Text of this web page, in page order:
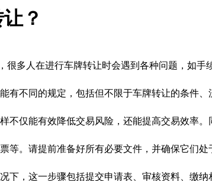
？
多人在进行车牌转让时会遇到各种问题，如
不同的规定，包括但不限于车牌转让的条件
仅能有效降低交易风险，还能提高交易效率
。请提前准备好所有必要文件，并确保它们
，这一步骤包括提交申请表、审核资料、缴